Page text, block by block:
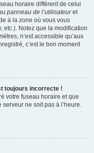
horaire différent de celui
panneau de l’utilisateuret
à la zone où vous vous
etc.). Notez que la modification
n’est accessible qu’aux
c’est le bon moment
toujours incorrecte !
votre fuseau horaire et que
serveur ne soit pas à l’heure.